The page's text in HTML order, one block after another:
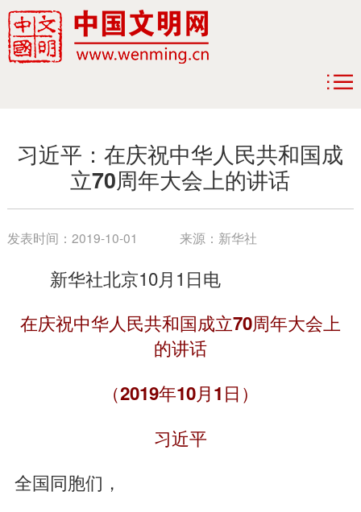
习近平：在庆祝中华人民共和国成
立70周年大会上的讲话
发表时间： 2019-10-01 来源： 新华社
新华社北京10月1日电
在庆祝中华人民共和国成立70周年大会上
的讲话
（2019年10月1日）
习近平
全国同胞们，